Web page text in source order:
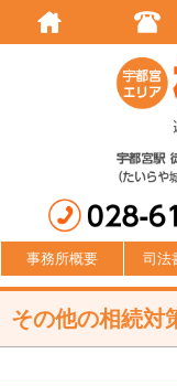
事務所概要 司法
その他の相続対